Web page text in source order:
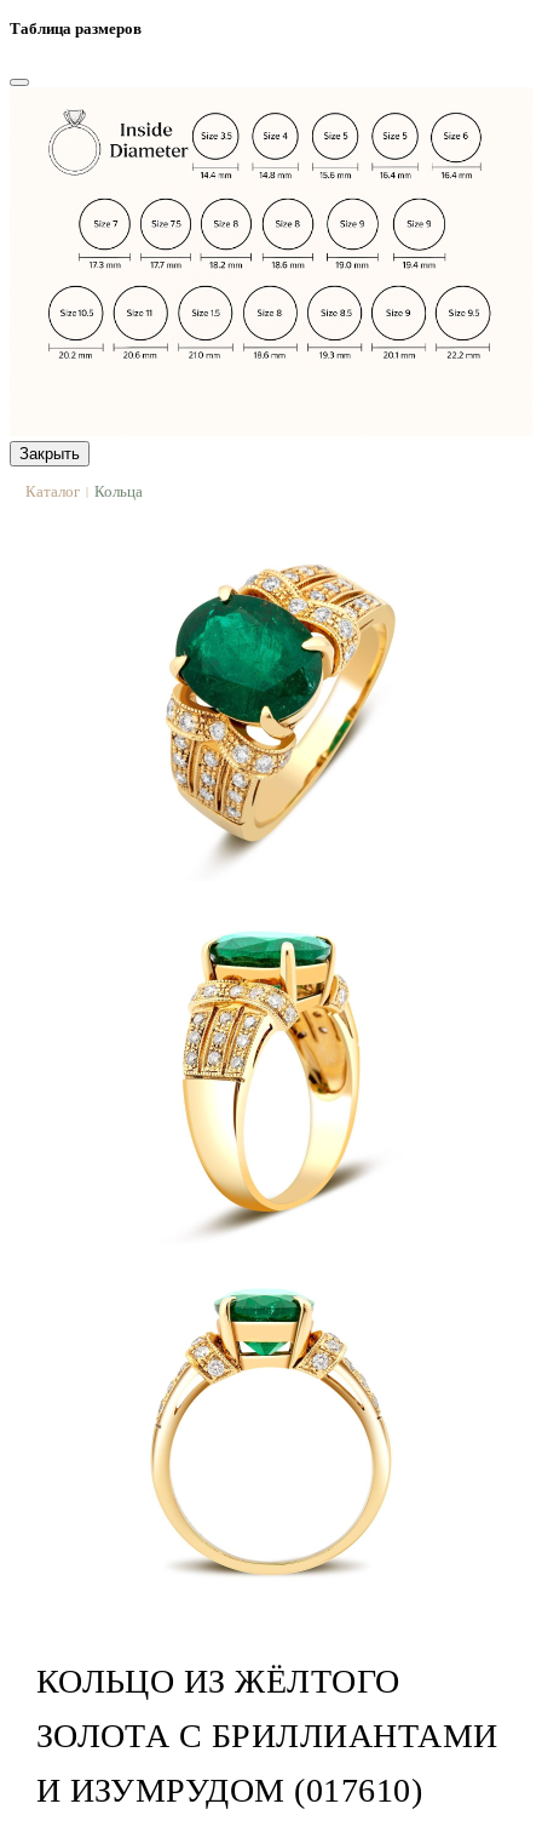
Таблица размеров
Закрыть
Каталог | Кольца
КОЛЬЦО ИЗ ЖЁЛТОГО
ЗОЛОТА С БРИЛЛИАНТАМИ
И ИЗУМРУДОМ (017610)